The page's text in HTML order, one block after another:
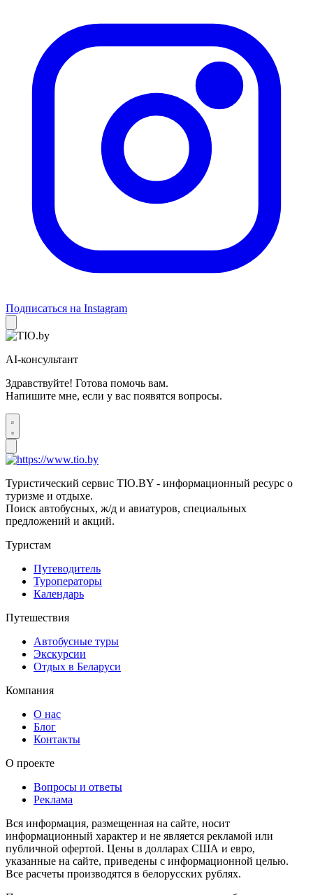
Подписаться на Instagram
AI-консультант
Здравствуйте! Готова помочь вам.
Напишите мне, если у вас появятся вопросы.
Туристический сервис TIO.BY - информационный ресурс о
туризме и отдыхе.
Поиск автобусных, ж/д и авиатуров, специальных
предложений и акций.
Туристам
Путеводитель
Туроператоры
Календарь
Путешествия
Автобусные туры
Экскурсии
Отдых в Беларуси
Компания
О нас
Блог
Контакты
О проекте
Вопросы и ответы
Реклама
Вся информация, размещенная на сайте, носит
информационный характер и не является рекламой или
публичной офертой. Цены в долларах США и евро,
указанные на сайте, приведены с информационной целью.
Все расчеты производятся в белорусских рублях.